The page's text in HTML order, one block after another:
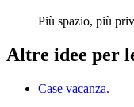
Più spazio, più
Altre idee per
Case vacanza.